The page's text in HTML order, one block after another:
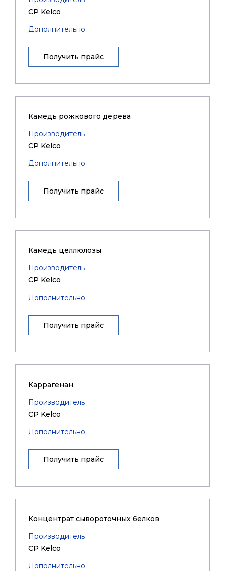
CP Kelco
Дополнительно
Получить прайс
Камедь рожкового дерева
Производитель
CP Kelco
Дополнительно
Получить прайс
Камедь целлюлозы
Производитель
CP Kelco
Дополнительно
Получить прайс
Каррагенан
Производитель
CP Kelco
Дополнительно
Получить прайс
Концентрат сывороточных белков
Производитель
CP Kelco
Дополнительно